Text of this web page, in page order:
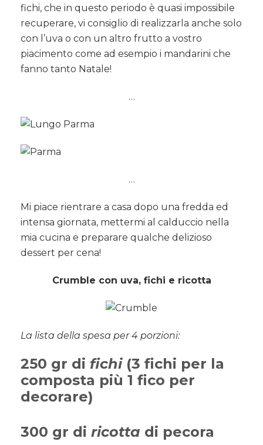
fichi, che in questo periodo è quasi impossibile
recuperare, vi consiglio di realizzarla anche solo
con l’uva o con un altro frutto a vostro
piacimento come ad esempio i mandarini che
fanno tanto Natale!
…
…
Mi piace rientrare a casa dopo una fredda ed
intensa giornata, mettermi al calduccio nella
mia cucina e preparare qualche delizioso
dessert per cena!
Crumble con uva, fichi e ricotta
La lista della spesa per 4 porzioni:
250 gr di fichi(3 fichi per la
composta più 1 fico per
decorare)
300 gr di ricotta di pecora